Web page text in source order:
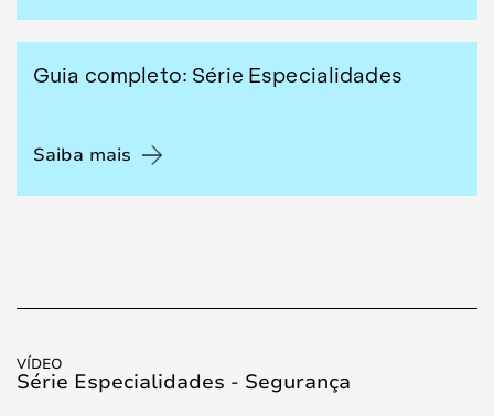
Guia completo: Série Especialidades
Saiba mais
Loading...
VÍDEO
Série Especialidades - Segurança